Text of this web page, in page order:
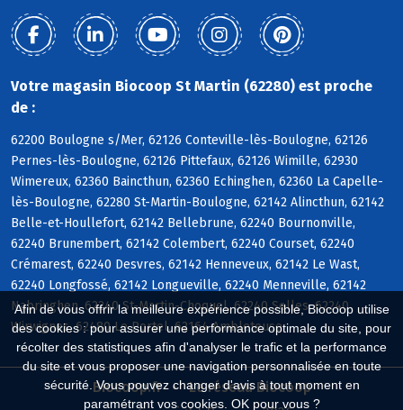
Afin de vous offrir la meilleure expérience possible, Biocoop utilise
des cookies : pour assurer une performance optimale du site, pour
récolter des statistiques afin d'analyser le trafic et la performance
du site et vous proposer une navigation personnalisée en toute
sécurité. Vous pouvez changer d'avis à tout moment en
paramétrant vos cookies. OK pour vous ?
Votre magasin Biocoop St Martin (62280) est proche
de :
62200 Boulogne s/Mer, 62126 Conteville-lès-Boulogne, 62126
Pernes-lès-Boulogne, 62126 Pittefaux, 62126 Wimille, 62930
Wimereux, 62360 Baincthun, 62360 Echinghen, 62360 La Capelle-
lès-Boulogne, 62280 St-Martin-Boulogne, 62142 Alincthun, 62142
Belle-et-Houllefort, 62142 Bellebrune, 62240 Bournonville,
62240 Brunembert, 62142 Colembert, 62240 Courset, 62240
Crémarest, 62240 Desvres, 62142 Henneveux, 62142 Le Wast,
62240 Longfossé, 62142 Longueville, 62240 Menneville, 62142
Nabringhen, 62240 St-Martin-Choquel, 62240 Selles, 62240
Wirwignes, 62480 Le Portel, 62164 Ambleteuse
Biocoop.fr
Le réseau Biocoop